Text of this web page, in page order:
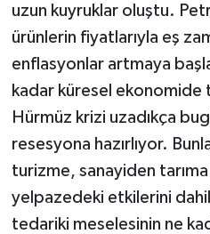
uzun kuyruklar oluştu.
ürünlerin fiyatlarıyla eş
enflasyonlar artmaya
kadar küresel
Hürmüz krizi uzadıkça
resesyona hazırlıyor.
turizme, sanayiden
yelpazedeki etkilerini
tedariki meselesinin ne